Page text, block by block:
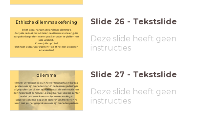
Ethische dilemma's oefening
In het lokaal hangen verschillende dilemma's.
Aan jullie de taak om in 3 tallen de dilemma's te lezen, jullie
aanpak te bespreken en een post it eronder te plakken met
jullie uitkomst.
Komen jullie op 1 lijn?
Wat moet je daarvoor inzetten? Hoe zit het met je normen
en waarden?
Slide 26 - Tekstslide
Deze slide heeft geen
instructies
dilemma
Meneer Verbrugge bij jou in het verzorgingshuis wil graag
praten over zijn overleden man. In de teamvergadering is
afgesproken om dit niet te doen omdat dit veel emotie met
zich meebrengt bij meneer. Jij staat hier niet volledig achter
omdat praten ook een manier van verwerking is.
volgende ochtend stap je de kamer in van Meneer en hij
kaart met jou het gesprek aan over zijn overleden partner.
Slide 27 - Tekstslide
Deze slide heeft geen
instructies